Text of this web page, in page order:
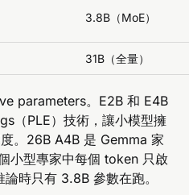
3.8B（MoE）
31B（全量）
parameters。E2B 和 E4B
（PLE）技術，讓小模型擁
。26B A4B 是 Gemma 家
小型專家中每個 token 只啟
時只有 3.8B 參數在跑。